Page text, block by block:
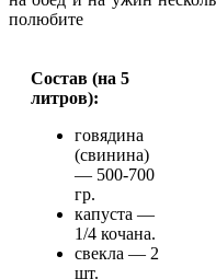
полюбите
Состав (на 5
литров):
говядина
(свинина)
— 500-700
гр.
капуста —
1/4 кочана.
свекла — 2
шт.